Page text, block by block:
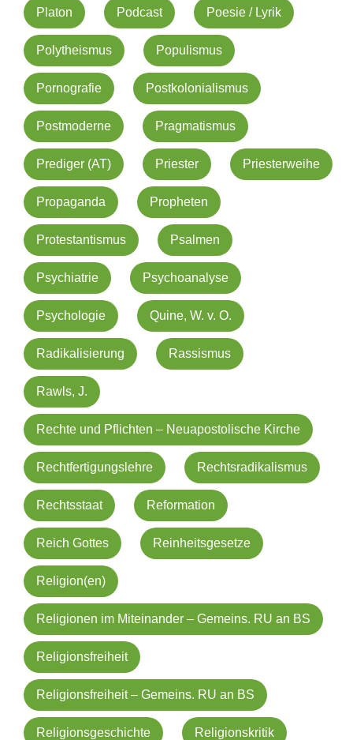
Platon Podcast Poesie / Lyrik
Polytheismus Populismus
Pornografie Postkolonialismus
Postmoderne Pragmatismus
Prediger (AT) Priester Priesterweihe
Propaganda Propheten
Protestantismus Psalmen
Psychiatrie Psychoanalyse
Psychologie Quine, W. v. O.
Radikalisierung Rassismus
Rawls, J.
Rechte und Pflichten – Neuapostolische Kirche
Rechtfertigungslehre Rechtsradikalismus
Rechtsstaat Reformation
Reich Gottes Reinheitsgesetze
Religion(en)
Religionen im Miteinander – Gemeins. RU an BS
Religionsfreiheit
Religionsfreiheit – Gemeins. RU an BS
Religionsgeschichte Religionskritik